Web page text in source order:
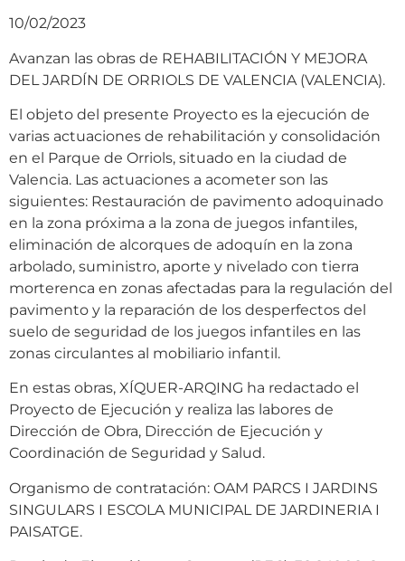
10/02/2023
Avanzan las obras de REHABILITACIÓN Y MEJORA
DEL JARDÍN DE ORRIOLS DE VALENCIA (VALENCIA).
El objeto del presente Proyecto es la ejecución de
varias actuaciones de rehabilitación y consolidación
en el Parque de Orriols, situado en la ciudad de
Valencia. Las actuaciones a acometer son las
siguientes: Restauración de pavimento adoquinado
en la zona próxima a la zona de juegos infantiles,
eliminación de alcorques de adoquín en la zona
arbolado, suministro, aporte y nivelado con tierra
morterenca en zonas afectadas para la regulación del
pavimento y la reparación de los desperfectos del
suelo de seguridad de los juegos infantiles en las
zonas circulantes al mobiliario infantil.
En estas obras, XÍQUER-ARQING ha redactado el
Proyecto de Ejecución y realiza las labores de
Dirección de Obra, Dirección de Ejecución y
Coordinación de Seguridad y Salud.
Organismo de contratación: OAM PARCS I JARDINS
SINGULARS I ESCOLA MUNICIPAL DE JARDINERIA I
PAISATGE.